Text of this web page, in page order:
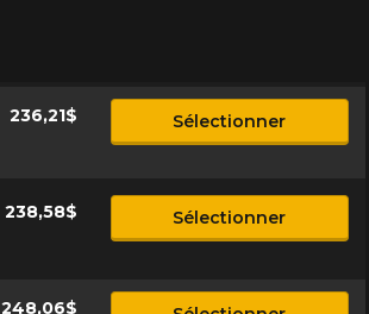
236,21$ Sélectionner
238,58$ Sélectionner
248,06$